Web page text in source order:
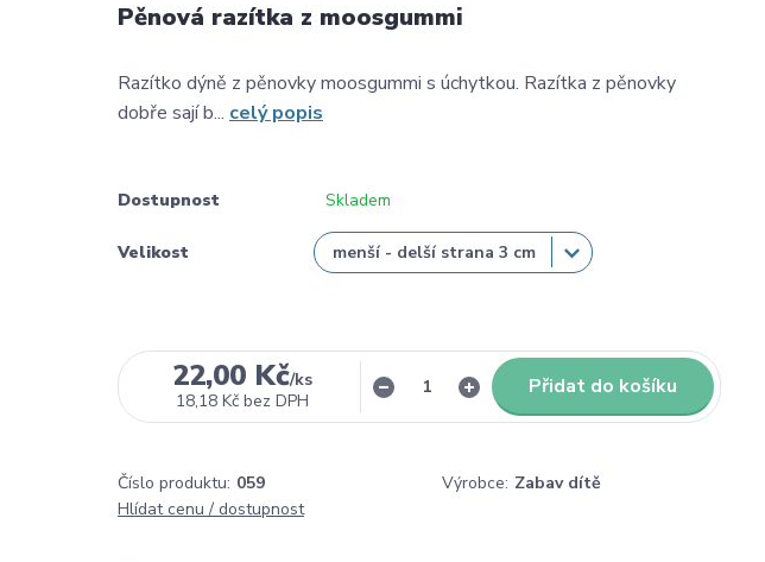
Pěnová razítka z moosgummi
Razítko dýně z pěnovky moosgummi s úchytkou. Razítka z pěnovky
dobře sají b... celý popis
Dostupnost Skladem
Velikost
22,00 Kč/ks
18,18 Kč bez DPH
Přidat do košíku
Číslo produktu: 059 Výrobce: Zabav dítě
Hlídat cenu / dostupnost